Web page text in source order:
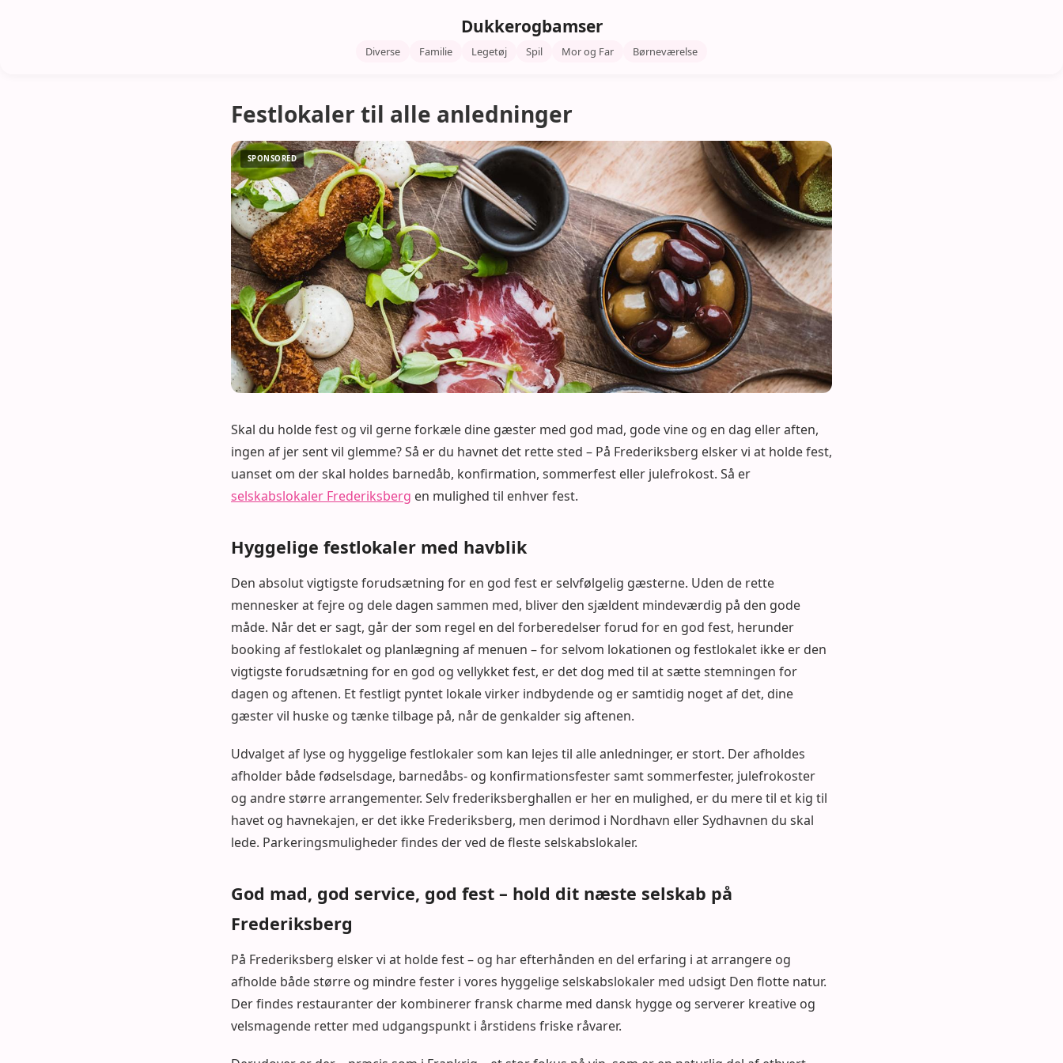
Dukkerogbamser
Diverse Familie Legetøj Spil Mor og Far Børneværelse
Festlokaler til alle anledninger
Skal du holde fest og vil gerne forkæle dine gæster med god mad, gode vine og en dag eller aften,
ingen af jer sent vil glemme? Så er du havnet det rette sted – På Frederiksberg elsker vi at holde fest,
uanset om der skal holdes barnedåb, konfirmation, sommerfest eller julefrokost. Så er
selskabslokaler Frederiksberg en mulighed til enhver fest.
Hyggelige festlokaler med havblik
Den absolut vigtigste forudsætning for en god fest er selvfølgelig gæsterne. Uden de rette
mennesker at fejre og dele dagen sammen med, bliver den sjældent mindeværdig på den gode
måde. Når det er sagt, går der som regel en del forberedelser forud for en god fest, herunder
booking af festlokalet og planlægning af menuen – for selvom lokationen og festlokalet ikke er den
vigtigste forudsætning for en god og vellykket fest, er det dog med til at sætte stemningen for
dagen og aftenen. Et festligt pyntet lokale virker indbydende og er samtidig noget af det, dine
gæster vil huske og tænke tilbage på, når de genkalder sig aftenen.
Udvalget af lyse og hyggelige festlokaler som kan lejes til alle anledninger, er stort. Der afholdes
afholder både fødselsdage, barnedåbs- og konfirmationsfester samt sommerfester, julefrokoster
og andre større arrangementer. Selv frederiksberghallen er her en mulighed, er du mere til et kig til
havet og havnekajen, er det ikke Frederiksberg, men derimod i Nordhavn eller Sydhavnen du skal
lede. Parkeringsmuligheder findes der ved de fleste selskabslokaler.
God mad, god service, god fest – hold dit næste selskab på
Frederiksberg
På Frederiksberg elsker vi at holde fest – og har efterhånden en del erfaring i at arrangere og
afholde både større og mindre fester i vores hyggelige selskabslokaler med udsigt Den flotte natur.
Der findes restauranter der kombinerer fransk charme med dansk hygge og serverer kreative og
velsmagende retter med udgangspunkt i årstidens friske råvarer.